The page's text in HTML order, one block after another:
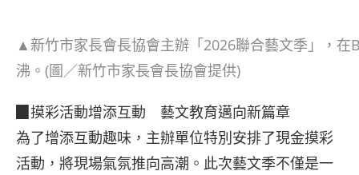
▲新竹市家長會長協會主辦「2026聯合藝文季」，
沸。(圖／新竹市家長會長協會提供)
▉摸彩活動增添互動 藝文教育邁向新篇章
為了增添互動趣味，主辦單位特別安排了現金摸彩
活動，將現場氣氛推向高潮。此次藝文季不僅是一